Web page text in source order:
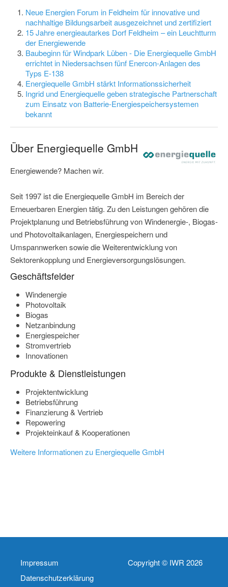
Neue Energien Forum in Feldheim für innovative und
nachhaltige Bildungsarbeit ausgezeichnet und zertifiziert
15 Jahre energieautarkes Dorf Feldheim – ein Leuchtturm
der Energiewende
Baubeginn für Windpark Lüben - Die Energiequelle GmbH
errichtet in Niedersachsen fünf Enercon-Anlagen des
Typs E-138
Energiequelle GmbH stärkt Informationssicherheit
Ingrid und Energiequelle geben strategische Partnerschaft
zum Einsatz von Batterie-Energiespeichersystemen
bekannt
Über Energiequelle GmbH
Energiewende? Machen wir.
Seit 1997 ist die Energiequelle GmbH im Bereich der
Erneuerbaren Energien tätig. Zu den Leistungen gehören die
Projektplanung und Betriebsführung von Windenergie-, Biogas-
und Photovoltaikanlagen, Energiespeichern und
Umspannwerken sowie die Weiterentwicklung von
Sektorenkopplung und Energieversorgungslösungen.
Geschäftsfelder
Windenergie
Photovoltaik
Biogas
Netzanbindung
Energiespeicher
Stromvertrieb
Innovationen
Produkte & Dienstleistungen
Projektentwicklung
Betriebsführung
Finanzierung & Vertrieb
Repowering
Projekteinkauf & Kooperationen
Weitere Informationen zu Energiequelle GmbH
Impressum
Datenschutzerklärung
Copyright © IWR 2026